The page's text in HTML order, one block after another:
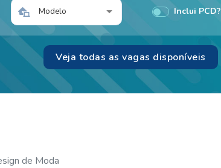
Modelo Inclui PCD?
Veja todas as vagas disponíveis
de Moda